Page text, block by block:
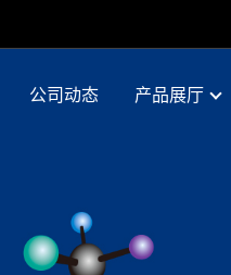
公司动态 产品展厅